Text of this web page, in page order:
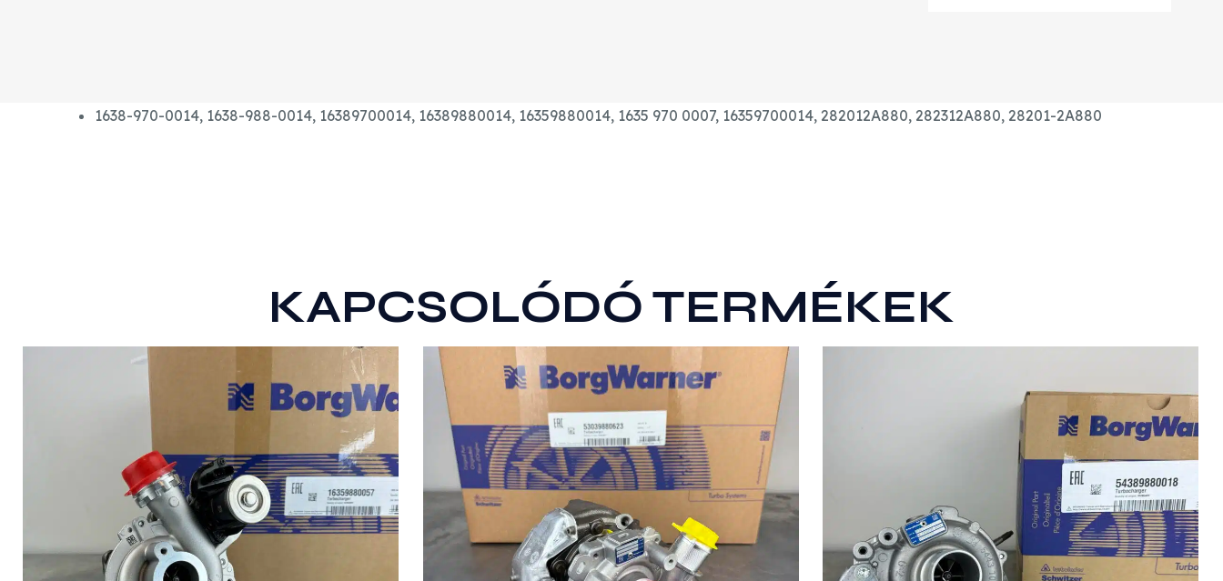
TURBÓ
1638-970-0014, 1638-988-0014, 16389700014, 16389880014, 16359880014, 1635 970 0007, 16359700014, 282012A880, 282312A880, 28201-2A880
KAPCSOLÓDÓ TERMÉKEK